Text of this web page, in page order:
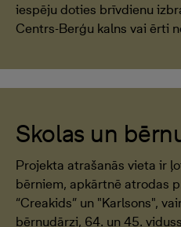
iespēju doties brīvdienu
Centrs-Berģu kalns vai ērti
Skolas un
Projekta atrašanās vieta ir
bērniem, apkārtnē atrodas
“Creakids” un "Karlsons",
bērnudārzi, 64. un 45.